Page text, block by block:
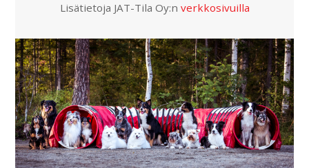
Lisätietoja JAT-Tila Oy:n verkkosivuilla